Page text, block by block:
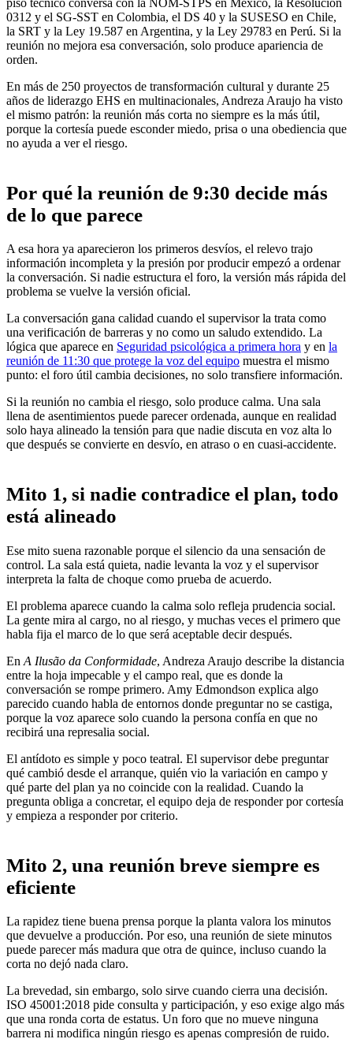
0312 y el SG-SST en Colombia, el DS 40 y la SUSESO en Chile,
la SRT y la Ley 19.587 en Argentina, y la Ley 29783 en Perú. Si la
reunión no mejora esa conversación, solo produce apariencia de
orden.
En más de 250 proyectos de transformación cultural y durante 25
años de liderazgo EHS en multinacionales, Andreza Araujo ha visto
el mismo patrón: la reunión más corta no siempre es la más útil,
porque la cortesía puede esconder miedo, prisa o una obediencia que
no ayuda a ver el riesgo.
Por qué la reunión de 9:30 decide más
de lo que parece
A esa hora ya aparecieron los primeros desvíos, el relevo trajo
información incompleta y la presión por producir empezó a ordenar
la conversación. Si nadie estructura el foro, la versión más rápida del
problema se vuelve la versión oficial.
La conversación gana calidad cuando el supervisor la trata como
una verificación de barreras y no como un saludo extendido. La
lógica que aparece en Seguridad psicológica a primera hora y en la
reunión de 11:30 que protege la voz del equipo muestra el mismo
punto: el foro útil cambia decisiones, no solo transfiere información.
Si la reunión no cambia el riesgo, solo produce calma. Una sala
llena de asentimientos puede parecer ordenada, aunque en realidad
solo haya alineado la tensión para que nadie discuta en voz alta lo
que después se convierte en desvío, en atraso o en cuasi-accidente.
Mito 1, si nadie contradice el plan, todo
está alineado
Ese mito suena razonable porque el silencio da una sensación de
control. La sala está quieta, nadie levanta la voz y el supervisor
interpreta la falta de choque como prueba de acuerdo.
El problema aparece cuando la calma solo refleja prudencia social.
La gente mira al cargo, no al riesgo, y muchas veces el primero que
habla fija el marco de lo que será aceptable decir después.
En A Ilusão da Conformidade, Andreza Araujo describe la distancia
entre la hoja impecable y el campo real, que es donde la
conversación se rompe primero. Amy Edmondson explica algo
parecido cuando habla de entornos donde preguntar no se castiga,
porque la voz aparece solo cuando la persona confía en que no
recibirá una represalia social.
El antídoto es simple y poco teatral. El supervisor debe preguntar
qué cambió desde el arranque, quién vio la variación en campo y
qué parte del plan ya no coincide con la realidad. Cuando la
pregunta obliga a concretar, el equipo deja de responder por cortesía
y empieza a responder por criterio.
Mito 2, una reunión breve siempre es
eficiente
La rapidez tiene buena prensa porque la planta valora los minutos
que devuelve a producción. Por eso, una reunión de siete minutos
puede parecer más madura que otra de quince, incluso cuando la
corta no dejó nada claro.
La brevedad, sin embargo, solo sirve cuando cierra una decisión.
ISO 45001:2018 pide consulta y participación, y eso exige algo más
que una ronda corta de estatus. Un foro que no mueve ninguna
barrera ni modifica ningún riesgo es apenas compresión de ruido.